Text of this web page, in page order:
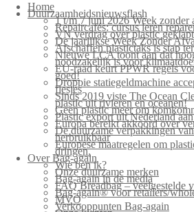
Home
Duurzaamheidsnieuwsflash
1 t/m 7 juni 2026 Week zonder
Repaircafés: cursus leren
VN verdrag over plastic
De jaarlijkse Week Zonder
Afschaffen plastictaks is stap
Nieuwe LCA toont aan dat
noodzakelijk is voor
EU-raad keurt PPWR regels
goed!
Droppie statiegeldmachine
flesjes
Sinds 2019 viste The Ocean
plastic uit rivieren en oceanen!
Geen plastic meer om
Plastic export uit Nederland
Europa bereikt akkoord over
De duurzame verpakkingen
herbruikbaar
Europese maatregelen om
dringen.
Over Bag-again
Wie ben ik?
Onze duurzame merken
Bag-again in de media
FAQ Breadbag – veelgestelde
Bag-again® voor retailers/
MVO
Verkooppunten Bag-again